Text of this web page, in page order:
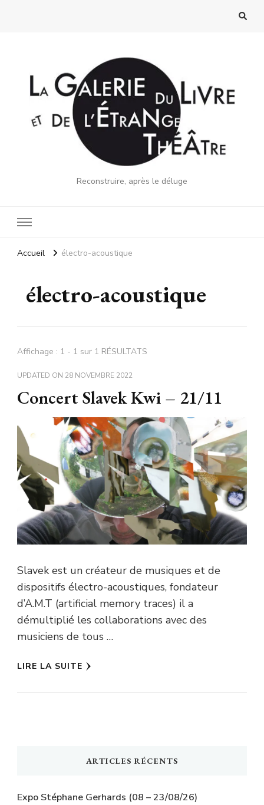
Reconstruire, après le déluge
Accueil électro-acoustique
électro-acoustique
Affichage : 1 - 1 sur 1 RÉSULTATS
UPDATED ON 28 NOVEMBRE 2022
Concert Slavek Kwi – 21/11
Slavek est un créateur de musiques et de
dispositifs électro-acoustiques, fondateur
d’A.M.T (artificial memory traces) il a
démultiplié les collaborations avec des
musiciens de tous …
LIRE LA SUITE
ARTICLES RÉCENTS
Expo Stéphane Gerhards (08 – 23/08/26)